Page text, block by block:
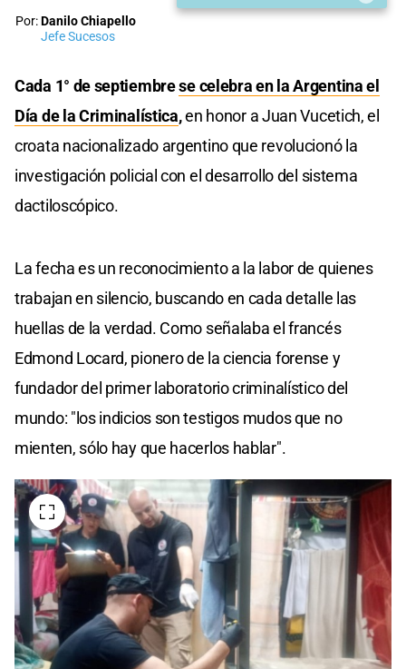
Por:Danilo Chiapello
Jefe Sucesos
Cada 1° de septiembrese celebra en la Argentina el
Día de la Criminalística,en honor a Juan Vucetich, el
croata nacionalizado argentino que revolucionó la
investigación policial con el desarrollo del sistema
dactiloscópico.
La fecha es un reconocimiento a la labor de quienes
trabajan en silencio, buscando en cada detalle las
huellas de la verdad. Como señalaba el francés
Edmond Locard, pionero de la ciencia forense y
fundador del primer laboratorio criminalístico del
mundo: "los indicios son testigos mudos que no
mienten, sólo hay que hacerlos hablar".